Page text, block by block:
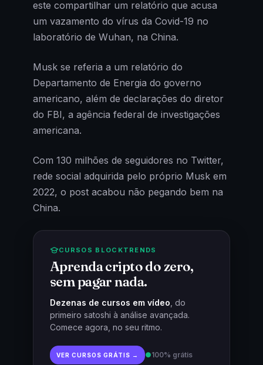
este compartilhar um relatório que acusa
um vazamento do vírus da Covid-19 no
laboratório de Wuhan, na China.
Musk se referia a um relatório do
Departamento de Energia do governo
americano, além de declarações do diretor
do FBI, a agência federal de investigações
americana.
Com 130 milhões de seguidores no Twitter,
rede social adquirida pelo próprio Musk em
2022, o post acabou não pegando bem na
China.
CURSOS BLOCKTRENDS
Aprenda cripto do zero,
sem pagar nada.
Dezenas de cursos em vídeo , do
primeiro satoshi à análise avançada.
Comece agora, no seu ritmo.
VER CURSOS GRÁTIS → ●100% grátis